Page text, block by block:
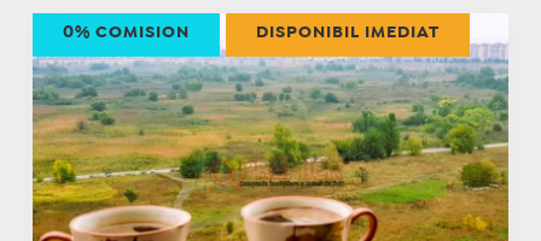
0% COMISION DISPONIBIL IMEDIAT